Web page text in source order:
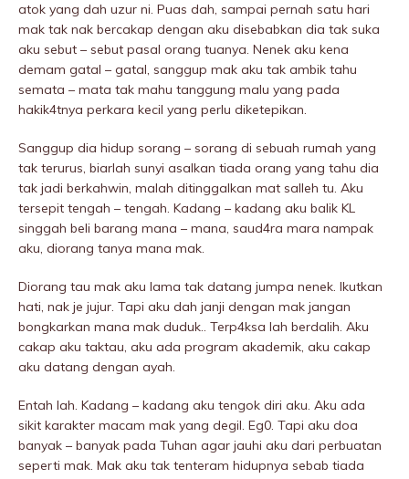
atok yang dah uzur ni. Puas dah, sampai pernah satu hari
mak tak nak bercakap dengan aku disebabkan dia tak suka
aku sebut – sebut pasal orang tuanya. Nenek aku kena
demam gatal – gatal, sanggup mak aku tak ambik tahu
semata – mata tak mahu tanggung malu yang pada
hakik4tnya perkara kecil yang perlu diketepikan.
Sanggup dia hidup sorang – sorang di sebuah rumah yang
tak terurus, biarlah sunyi asalkan tiada orang yang tahu dia
tak jadi berkahwin, malah ditinggalkan mat salleh tu. Aku
tersepit tengah – tengah. Kadang – kadang aku balik KL
singgah beli barang mana – mana, saud4ra mara nampak
aku, diorang tanya mana mak.
Diorang tau mak aku lama tak datang jumpa nenek. Ikutkan
hati, nak je jujur. Tapi aku dah janji dengan mak jangan
bongkarkan mana mak duduk.. Terp4ksa lah berdalih. Aku
cakap aku taktau, aku ada program akademik, aku cakap
aku datang dengan ayah.
Entah lah. Kadang – kadang aku tengok diri aku. Aku ada
sikit karakter macam mak yang degil. Eg0. Tapi aku doa
banyak – banyak pada Tuhan agar jauhi aku dari perbuatan
seperti mak. Mak aku tak tenteram hidupnya sebab tiada